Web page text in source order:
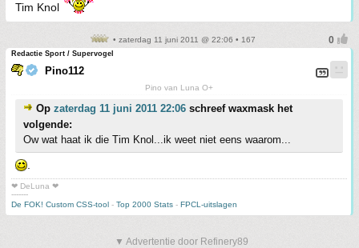
Tim Knol
• zaterdag 11 juni 2011 @ 22:06 • 167
Redactie Sport / Supervogel
Pino112
Pino van Luna O+
Op zaterdag 11 juni 2011 22:06 schreef waxmask het
volgende:
Ow wat haat ik die Tim Knol...ik weet niet eens waarom...
❤ DeLuna ❤
-------
De FOK! Custom CSS-tool - Top 2000 Stats - FPCL-uitslagen
▼ Advertentie door Refinery89